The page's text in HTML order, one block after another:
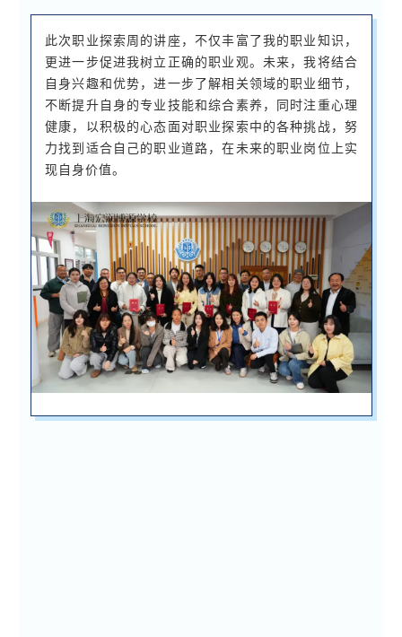
此次职业探索周的讲座，不仅丰富了我的职业知识，
更进一步促进我树立正确的职业观。未来，我将结合
自身兴趣和优势，进一步了解相关领域的职业细节，
不断提升自身的专业技能和综合素养，同时注重心理
健康，以积极的心态面对职业探索中的各种挑战，努
力找到适合自己的职业道路，在未来的职业岗位上实
现自身价值。